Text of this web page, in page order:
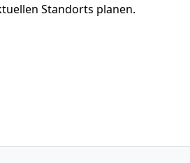
Standorts planen.